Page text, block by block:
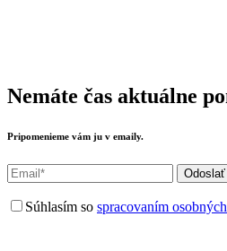
Nemáte čas aktuálne
Pripomenieme vám ju v emaily.
Odoslať
Súhlasím so spracovaním